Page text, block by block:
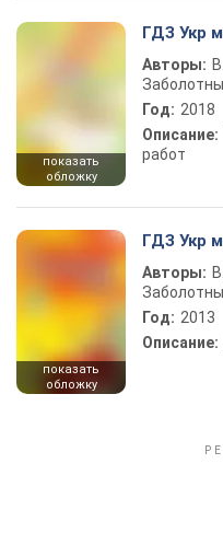
показать
обложку
ГДЗ Укр
Авторы:
Год: 2018
Описание:
работ
показать
обложку
ГДЗ Укр
Авторы:
Год: 2013
Описание: